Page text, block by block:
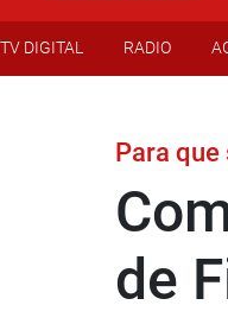
TV DIGITAL RADIO
Para
de